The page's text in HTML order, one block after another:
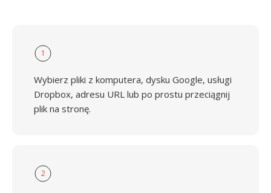
1
Wybierz pliki z komputera, dysku Google, usługi
Dropbox, adresu URL lub po prostu przeciągnij
plik na stronę.
2